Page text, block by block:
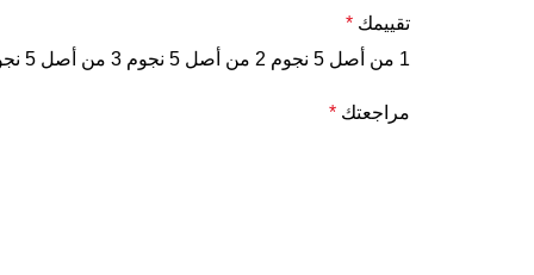
تقييمك*
1 من أصل 5 نجوم
2 من أصل 5 نجوم 3 من أصل 5 نجوم
مراجعتك*